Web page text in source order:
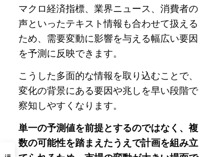
マクロ経済指標、業界ニュース、消費者の
声といったテキスト情報も合わせて扱える
ため、需要変動に影響を与える幅広い要因
を予測に反映できます。
こうした多面的な情報を取り込むことで、
変化の背景にある要因や兆しを早い段階で
察知しやすくなります。
単一の予測値を前提とするのではなく、複
数の可能性を踏まえたうえで計画を組み立